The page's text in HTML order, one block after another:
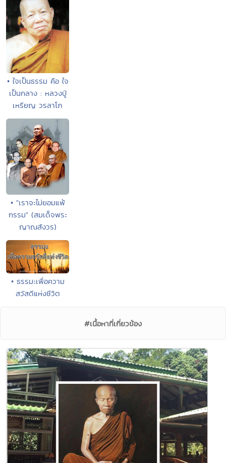
• ใจเป็นธรรม คือ ใจ
เป็นกลาง : หลวงปู่
เหรียญ วรลาโภ
• "เราจะไม่ยอมแพ้
กรรม" (สมเด็จพระ
ญาณสังวร)
• ธรรมะเพื่อความ
สวัสดีแห่งชีวิต
#เนื้อหาที่เกี่ยวข้อง